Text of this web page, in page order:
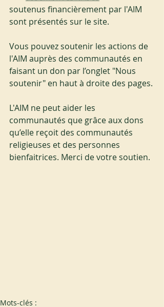
soutenus financièrement par l'AIM
sont présentés sur le site.
Vous pouvez soutenir les actions de
l'AIM auprès des communautés en
faisant un don par l’onglet "Nous
soutenir" en haut à droite des pages.
L'AIM ne peut aider les
communautés que grâce aux dons
qu’elle reçoit des communautés
religieuses et des personnes
bienfaitrices. Merci de votre soutien.
Mots-clés :